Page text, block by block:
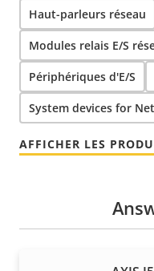
Haut-parleurs réseau
Modules relais E/S
Périphériques d'E/S
System devices for
AFFICHER LES